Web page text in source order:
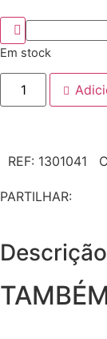
Em stock
REF: 1301041
PARTILHAR:
Descrição